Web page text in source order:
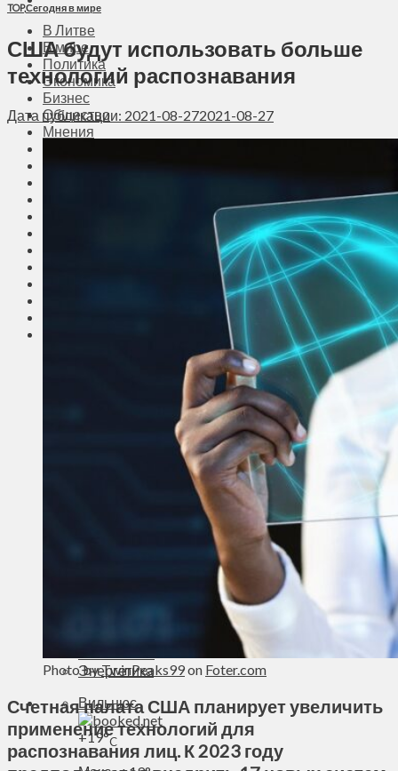
В Литве
В мире
Политика
Экономика
Бизнес
Общество
Мнения
ЛК рекомендует
Здравоохранение
Ищу семью
Духовное пространство
Энергетика
Вильнюс
+19°C
TOP,Сегодня в мире
США будут использовать больше
технологий распознавания
Дата публикации: 2021-08-272021-08-27
Photo byTwinPeaks99on Foter.com
Счетная палата США планирует увеличить
применение технологий для
распознавания лиц. К 2023 году